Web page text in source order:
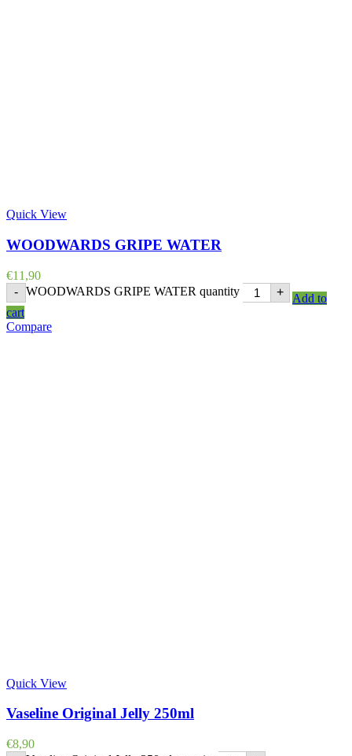
Quick View
WOODWARDS GRIPE WATER
€11,90
- WOODWARDS GRIPE WATER quantity +
Add to
cart
Compare
Quick View
Vaseline Original Jelly 250ml
€8,90